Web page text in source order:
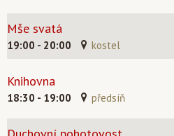
Mše svatá
19:00 - 20:00 kostel
Knihovna
18:30 - 19:00 předsíň